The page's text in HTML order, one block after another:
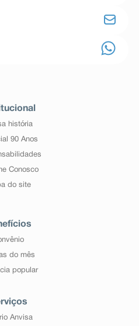
história
90 Anos
Conosco
do site
do mês
popular
Anvisa